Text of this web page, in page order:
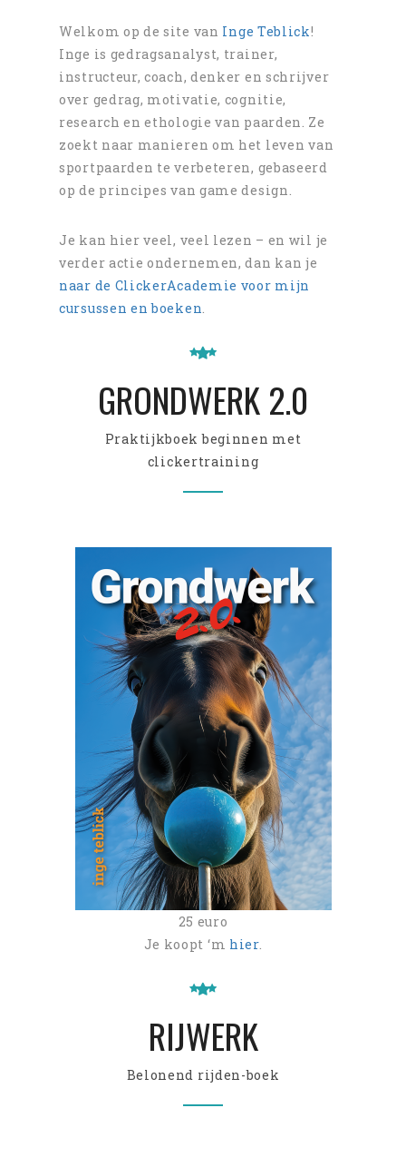
Welkom op de site van Inge Teblick!
Inge is gedragsanalyst, trainer,
instructeur, coach, denker en schrijver
over gedrag, motivatie, cognitie,
research en ethologie van paarden. Ze
zoekt naar manieren om het leven van
sportpaarden te verbeteren, gebaseerd
op de principes van game design.
Je kan hier veel, veel lezen – en wil je
verder actie ondernemen, dan kan je
naar de ClickerAcademie voor mijn
cursussen en boeken
GRONDWERK 2.0
Praktijkboek beginnen met
clickertraining
25 euro
Je koopt ‘m hier.
RIJWERK
Belonend rijden-boek